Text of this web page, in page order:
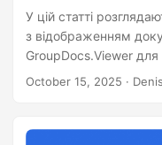
У цій статті
з відображенням
GroupDocs.Viewer для
October 15, 2025 ·